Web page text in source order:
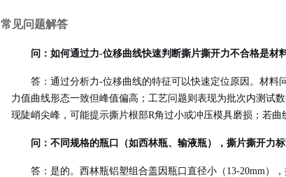
常见问题解答
问：如何通过力-位移曲线快速判断撕片撕开力不合格是材
答：通过分析力-位移曲线的特征可以快速定位原因。材料
力值曲线形态一致但峰值偏高；工艺问题则表现为批次内测试
现陡峭尖峰，可能提示撕片根部R角过小或冲压模具磨损；若
问：不同规格的瓶口（如西林瓶、输液瓶），撕片撕开力
答：是的。西林瓶铝塑组合盖因瓶口直径小（13-20mm）